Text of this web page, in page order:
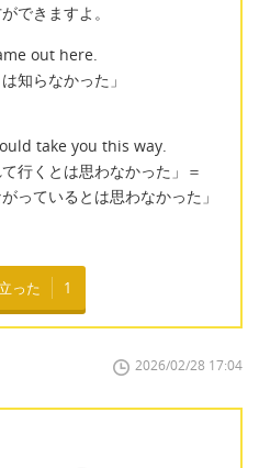
できますよ。
out here.
知らなかった」
take you this way.
行くとは思わなかった」＝
っているとは思わなかった」
った 1
2026/02/28 17:04